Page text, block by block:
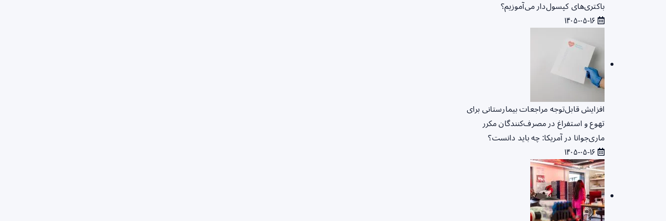
باکتری‌های کپسول‌دار می‌آموزیم؟
افزایش قابل‌توجه مراجعات بیمارستانی برای
تهوع و استفراغ در مصرف‌کنندگان مکرر
ماری‌جوانا در آمریکا: چه باید دانست؟